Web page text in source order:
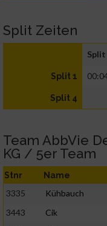
Split Zeiten
Split 1
Split 4
Team AbbVie
KG / 5er Team
Stnr Name
3335 Kühbauch
3443
Cik